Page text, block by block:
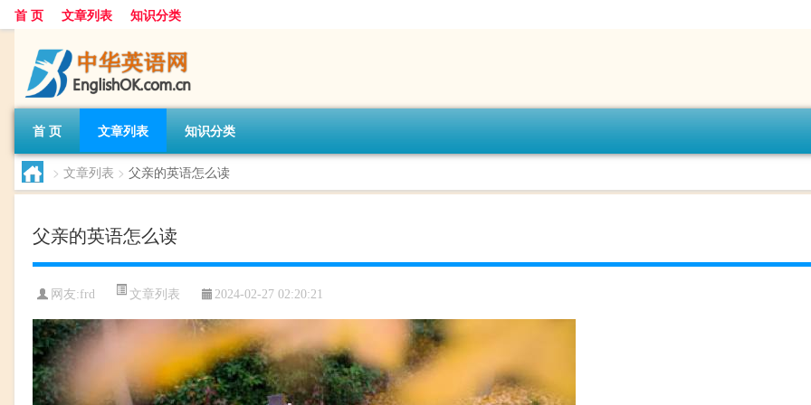
首 页 文章列表 知识分类
首 页 文章列表 知识分类
> 文章列表 > 父亲的英语怎么读
父亲的英语怎么读
网友:frd 文章列表 2024-02-27 02:20:21